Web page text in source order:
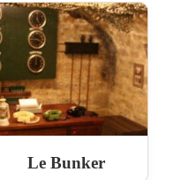
Le Bunker